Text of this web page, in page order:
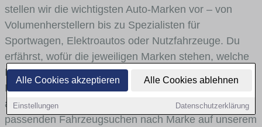
Alle Cookies akzeptieren Alle Cookies ablehnen
Einstellungen Datenschutzerklärung
stellen wir die wichtigsten Auto-Marken vor – von
Volumenherstellern bis zu Spezialisten für
Sportwagen, Elektroautos oder Nutzfahrzeuge. Du
erfährst, wofür die jeweiligen Marken stehen, welche
Fahrzeugklassen sie abdecken und wie sich die
Modellwelten unterscheiden. Von den Markenportraits
aus gelangst du mit internen Links bequem zu den
passenden Fahrzeugsuchen nach Marke auf unserem